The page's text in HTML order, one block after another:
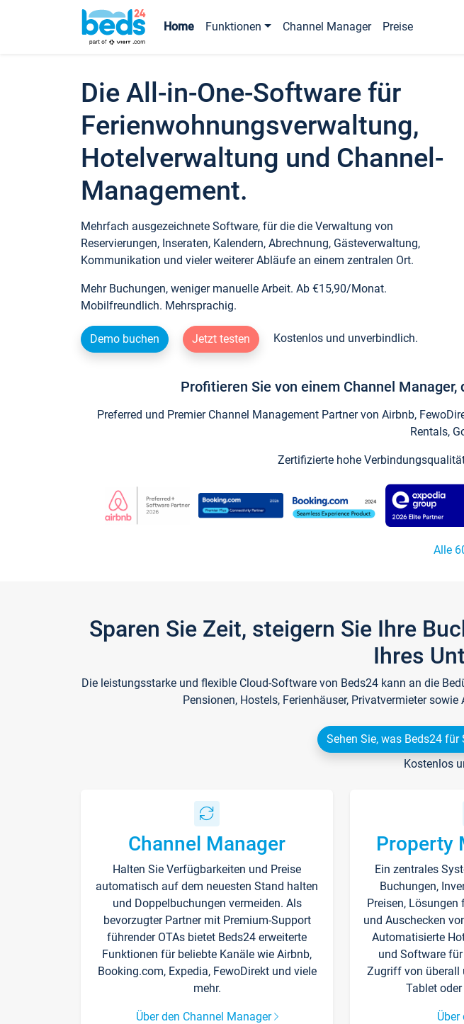
Home Funktionen Channel Manager Preise
Die All-in-One-Software für
Ferienwohnungsverwaltung,
Hotelverwaltung und Channel-
Management.
Mehrfach ausgezeichnete Software, für die die Verwaltung von
Reservierungen, Inseraten, Kalendern, Abrechnung, Gästeverwaltung,
Kommunikation und vieler weiterer Abläufe an einem zentralen Ort.
Mehr Buchungen, weniger manuelle Arbeit. Ab €15,90/Monat.
Mobilfreundlich. Mehrsprachig.
Demo buchen Jetzt testen Kostenlos und unverbindlich.
Profitieren Sie von einem Channel
Preferred und Premier Channel Management Partner von Airbnb,
Rentals,
Zertifizierte hohe
Alle
Sparen Sie Zeit, steigern Sie Ihre
Ihres
Die leistungsstarke und flexible Cloud-Software von Beds24 kann an die
Pensionen, Hostels, Ferienhäuser, Privatvermieter
Sehen Sie, was Beds24 für
Kostenlos
Channel Manager
Halten Sie Verfügbarkeiten und Preise
automatisch auf dem neuesten Stand halten
und Doppelbuchungen vermeiden. Als
bevorzugter Partner mit Premium-Support
führender OTAs bietet Beds24 erweiterte
Funktionen für beliebte Kanäle wie Airbnb,
Booking.com, Expedia, FewoDirekt und viele
mehr.
Über den Channel Manager
Property
Ein zentrales
Buchungen,
Preisen, Lösungen
und Auschecken
Automatisierte
und Software
Zugriff von überall
Tablet
Über